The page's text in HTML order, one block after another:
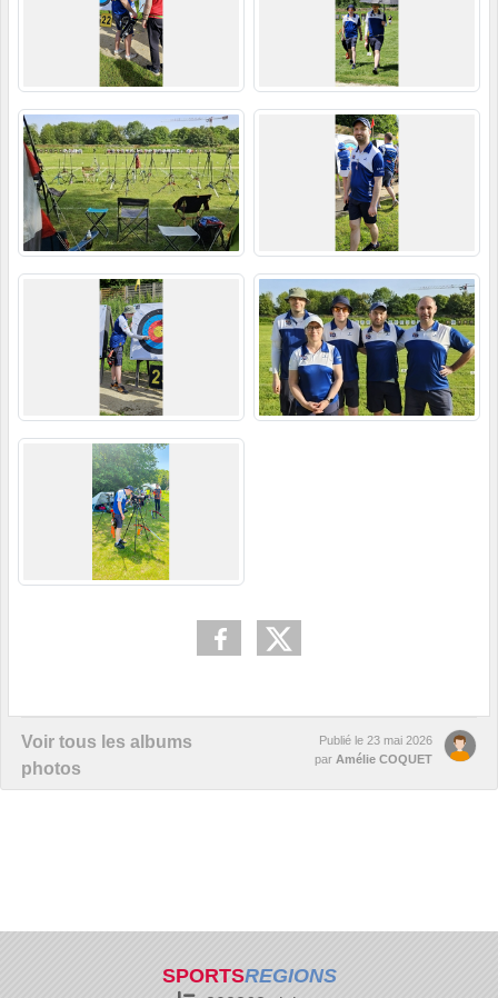
Voir tous les albums
photos
Publié le 23 mai 2026
par Amélie COQUET
SPORTSREGIONS